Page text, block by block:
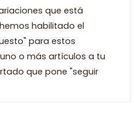
que está
habilitado el
para estos
o más artículos a tu
que pone "seguir